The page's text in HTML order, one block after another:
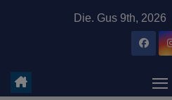
Die. Gus 9th, 2026